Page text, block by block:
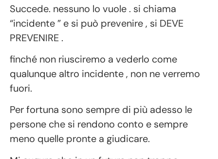
Succede. nessuno lo vuole . si chiama
“incidente ” e si può prevenire , si DEVE
PREVENIRE .
finché non riusciremo a vederlo come
qualunque altro incidente , non ne verremo
fuori.
Per fortuna sono sempre di più adesso le
persone che si rendono conto e sempre
meno quelle pronte a giudicare.